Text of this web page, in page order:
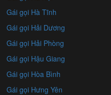
Gái gọi Hà Tĩnh
Gái gọi Hải Dương
Gái gọi Hải Phòng
Gái gọi Hậu Giang
Gái gọi Hòa Bình
Gái gọi Hưng Yên